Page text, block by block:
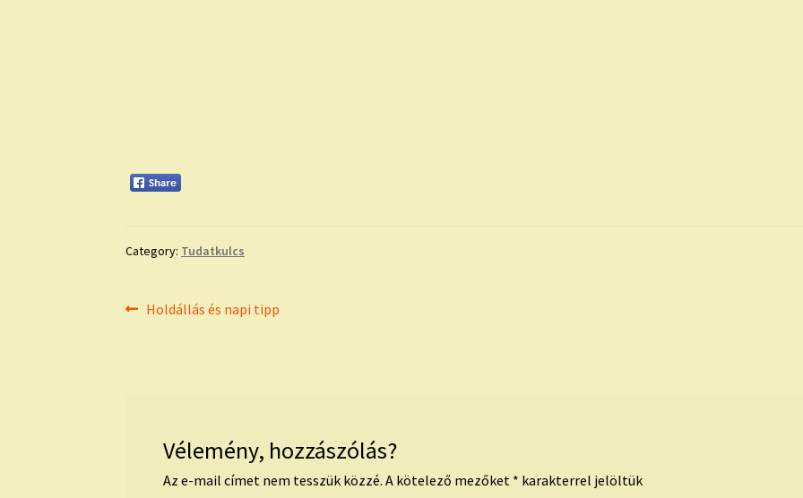
Category: Tudatkulcs
Bejegyzés
Previous
Holdállás és napi tipp
Vélemény, hozzászólás?
Az e-mail címet nem tesszük közzé. A kötelező mezőket * karakterrel jelöltük